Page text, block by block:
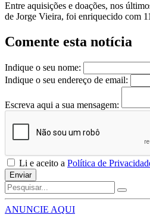
Entre aquisições e doações, nos
de Jorge Vieira, foi enriquecido com
Comente esta notícia
Indique o seu nome:
Indique o seu endereço de email:
Escreva aqui a sua mensagem:
Li e aceito a Política de
Enviar
ANUNCIE AQUI